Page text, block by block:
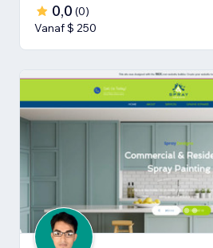
0,0 (0)
Vanaf $ 250